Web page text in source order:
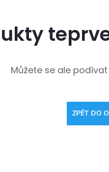
Můžete se ale
ZPĚT DO